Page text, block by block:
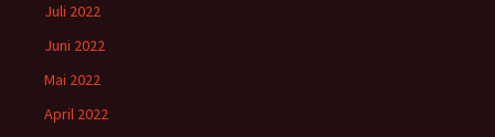
Juli 2022
Juni 2022
Mai 2022
April 2022